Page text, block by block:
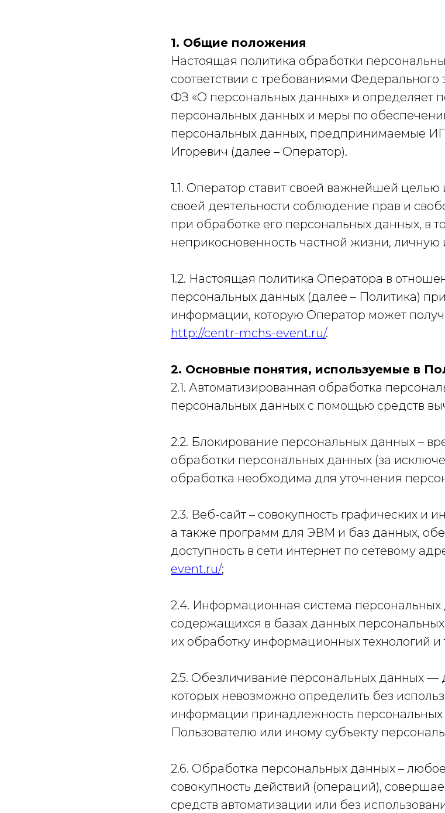
1. Общие положения
Настоящая политика обработки
соответствии с требованиями Федерального
ФЗ «О персональных данных» и определяет
персональных данных и меры по
персональных данных, предпринимаемые
Игоревич (далее – Оператор).
1.1. Оператор ставит своей важнейшей
своей деятельности соблюдение прав и
при обработке его персональных данных, в
неприкосновенность частной жизни, личную
1.2. Настоящая политика Оператора в
персональных данных (далее – Политика)
информации, которую Оператор может
http://centr-mchs-event.ru/.
2. Основные понятия, используемые в
2.1. Автоматизированная обработка
персональных данных с помощью средств
2.2. Блокирование персональных данных –
обработки персональных данных (за
обработка необходима для уточнения
2.3. Веб-сайт – совокупность графических и
а также программ для ЭВМ и баз данных,
доступность в сети интернет по сетевому
event.ru/;
2.4. Информационная система
содержащихся в базах данных
их обработку информационных технологий и
2.5. Обезличивание персональных данных —
которых невозможно определить без
информации принадлежность
Пользователю или иному субъекту
2.6. Обработка персональных данных –
совокупность действий (операций),
средств автоматизации или без